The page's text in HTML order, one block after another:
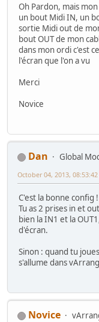
Oh Pardon, mais
un bout Midi IN, un
sortie Midi out de
bout OUT de mon
dans mon ordi c'est
l'écran que l'on a vu
Merci
Novice
Dan
Global
October 04, 2013, 08:53:42
C'est la bonne config !
Tu as 2 prises in et
bien la IN1 et la
d'écran.
Sinon : quand tu
s'allume dans
Novice